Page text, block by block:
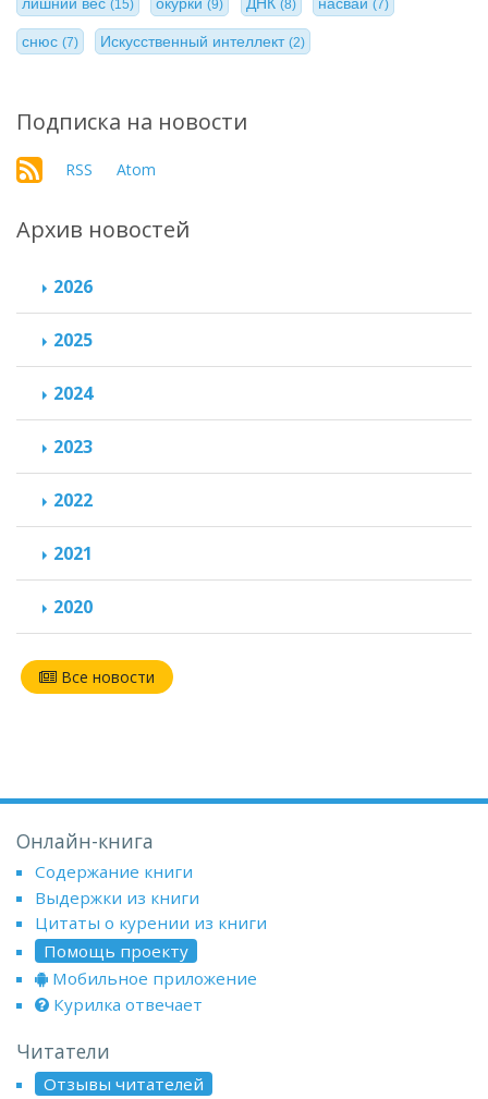
(15) (9) (8) (7)
снюс (7) Искусственный интеллект(2)
Подписка на новости
RSS Atom
Архив новостей
2026
2025
2024
2023
2022
2021
2020
Все новости
Онлайн-книга
Содержание книги
Выдержки из книги
Цитаты о курении из книги
Помощь проекту
Мобильное приложение
Курилка отвечает
Читатели
Отзывы читателей